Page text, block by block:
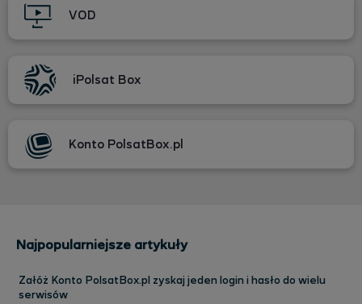
VOD
iPolsat Box
Konto PolsatBox.pl
Najpopularniejsze artykuły
Załóż Konto PolsatBox.pl zyskaj jeden login i hasło do wielu
serwisów